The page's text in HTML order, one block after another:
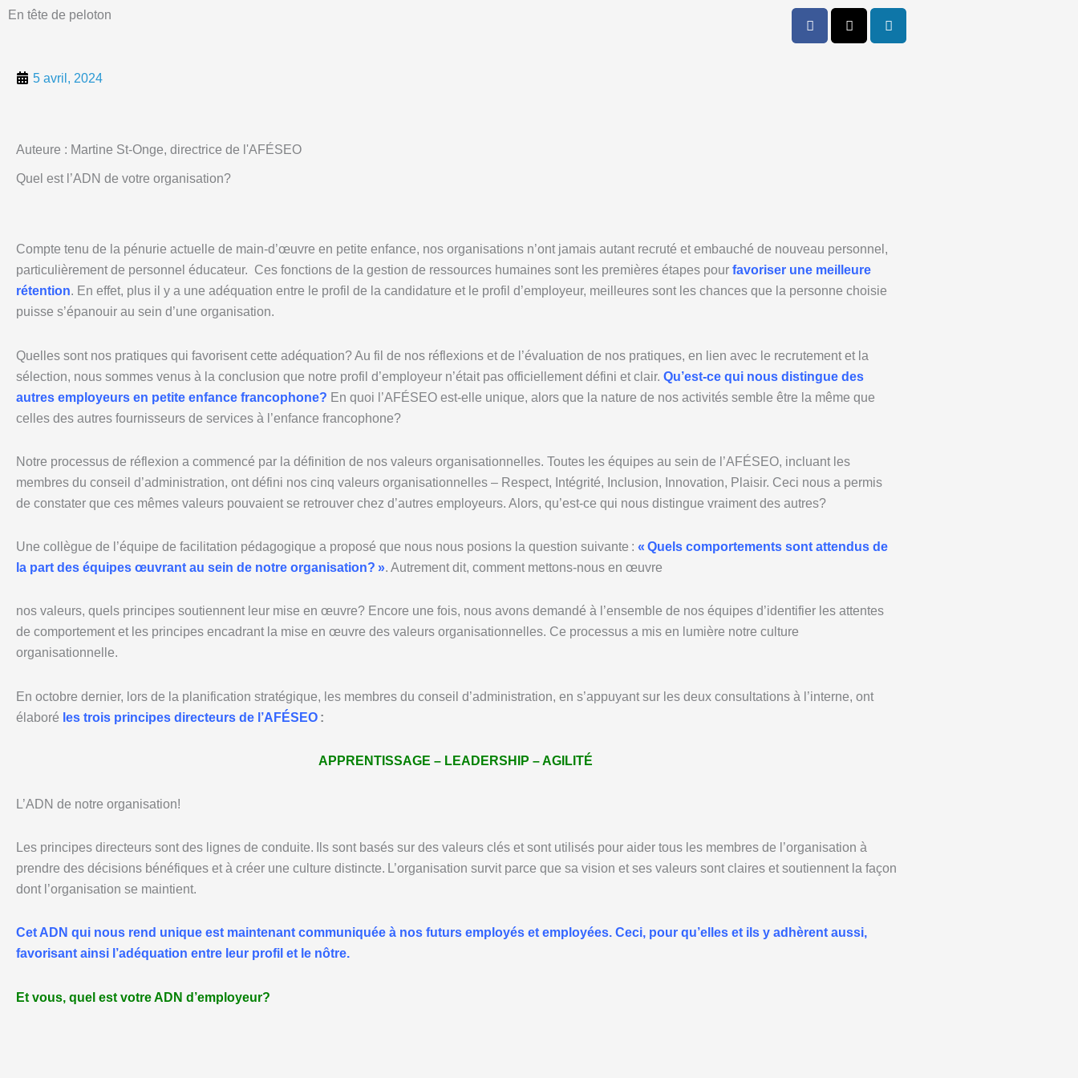
En tête de peloton
5 avril, 2024
Auteure : Martine St-Onge, directrice de l'AFÉSEO
Quel est l’ADN de votre organisation?
Compte tenu de la pénurie actuelle de main-d’œuvre en petite enfance, nos organisations n’ont jamais autant recruté et embauché de nouveau personnel,
particulièrement de personnel éducateur. Ces fonctions de la gestion de ressources humaines sont les premières étapes pour favoriser une meilleure
rétention. En effet, plus il y a une adéquation entre le profil de la candidature et le profil d’employeur, meilleures sont les chances que la personne choisie
puisse s’épanouir au sein d’une organisation.
Quelles sont nos pratiques qui favorisent cette adéquation? Au fil de nos réflexions et de l’évaluation de nos pratiques, en lien avec le recrutement et la
sélection, nous sommes venus à la conclusion que notre profil d’employeur n’était pas officiellement défini et clair. Qu’est-ce qui nous distingue des
autres employeurs en petite enfance francophone? En quoi l’AFÉSEO est-elle unique, alors que la nature de nos activités semble être la même que
celles des autres fournisseurs de services à l’enfance francophone?
Notre processus de réflexion a commencé par la définition de nos valeurs organisationnelles. Toutes les équipes au sein de l’AFÉSEO, incluant les
membres du conseil d’administration, ont défini nos cinq valeurs organisationnelles – Respect, Intégrité, Inclusion, Innovation, Plaisir. Ceci nous a permis
de constater que ces mêmes valeurs pouvaient se retrouver chez d’autres employeurs. Alors, qu’est-ce qui nous distingue vraiment des autres?
Une collègue de l’équipe de facilitation pédagogique a proposé que nous nous posions la question suivante : « Quels comportements sont attendus de
la part des équipes œuvrant au sein de notre organisation? ». Autrement dit, comment mettons-nous en œuvre
nos valeurs, quels principes soutiennent leur mise en œuvre? Encore une fois, nous avons demandé à l’ensemble de nos équipes d’identifier les attentes
de comportement et les principes encadrant la mise en œuvre des valeurs organisationnelles. Ce processus a mis en lumière notre culture
organisationnelle.
En octobre dernier, lors de la planification stratégique, les membres du conseil d’administration, en s’appuyant sur les deux consultations à l’interne, ont
élaboré les trois principes directeurs de l’AFÉSEO :
APPRENTISSAGE – LEADERSHIP – AGILITÉ
L’ADN de notre organisation!
Les principes directeurs sont des lignes de conduite. Ils sont basés sur des valeurs clés et sont utilisés pour aider tous les membres de l’organisation à
prendre des décisions bénéfiques et à créer une culture distincte. L’organisation survit parce que sa vision et ses valeurs sont claires et soutiennent la façon
dont l’organisation se maintient.
Cet ADN qui nous rend unique est maintenant communiquée à nos futurs employés et employées. Ceci, pour qu’elles et ils y adhèrent aussi,
favorisant ainsi l’adéquation entre leur profil et le nôtre.
Et vous, quel est votre ADN d’employeur?